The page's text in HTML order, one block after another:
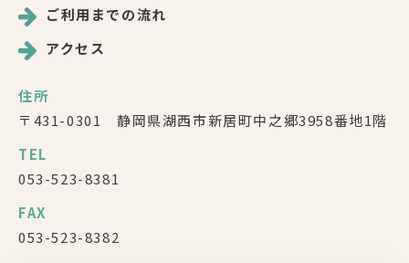
ご利用までの流れ
アクセス
住所
〒431-0301 静岡県湖西市新居町中之郷3958番地1階
TEL
053-523-8381
FAX
053-523-8382